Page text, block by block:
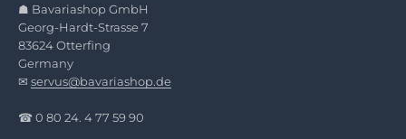
☗ Bavariashop GmbH
Georg-Hardt-Strasse 7
83624 Otterfing
Germany
✉ servus@bavariashop.de
☎ 0 80 24. 4 77 59 90